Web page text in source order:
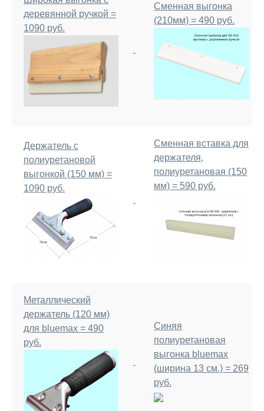
деревянной ручкой =
1090 руб.
Сменная выгонка
(210мм) = 490 руб.
Держатель с
полиуретановой
выгонкой (150 мм) =
1090 руб.
Сменная вставка для
держателя,
полиуретановая (150
мм) = 590 руб.
Металлический
держатель (120 мм)
для bluemax = 490
руб.
Синяя
полиуретановая
выгонка bluemax
(ширина 13 см.) = 269
руб.